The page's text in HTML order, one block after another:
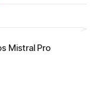
Mistral Pro